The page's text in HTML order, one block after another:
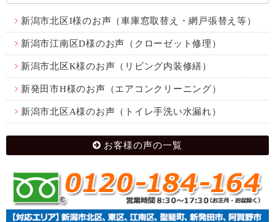
新潟市北区I様のお声（車庫窓取替え・網戸張替え等）
新潟市江南区D様のお声（クローゼット修理）
新潟市北区K様のお声（リビング内装修繕）
新発田市H様のお声（エアコンクリーニング）
新潟市北区A様のお声（トイレ手洗い水漏れ）
お客様の声の一覧